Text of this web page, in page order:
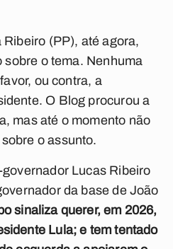
(PP), até agora,
o tema. Nenhuma
ou contra, a
O Blog procurou a
mas até o momento não
o assunto.
Lucas Ribeiro
da base de João
sinaliza querer, em 2026,
Lula; e tem tentado